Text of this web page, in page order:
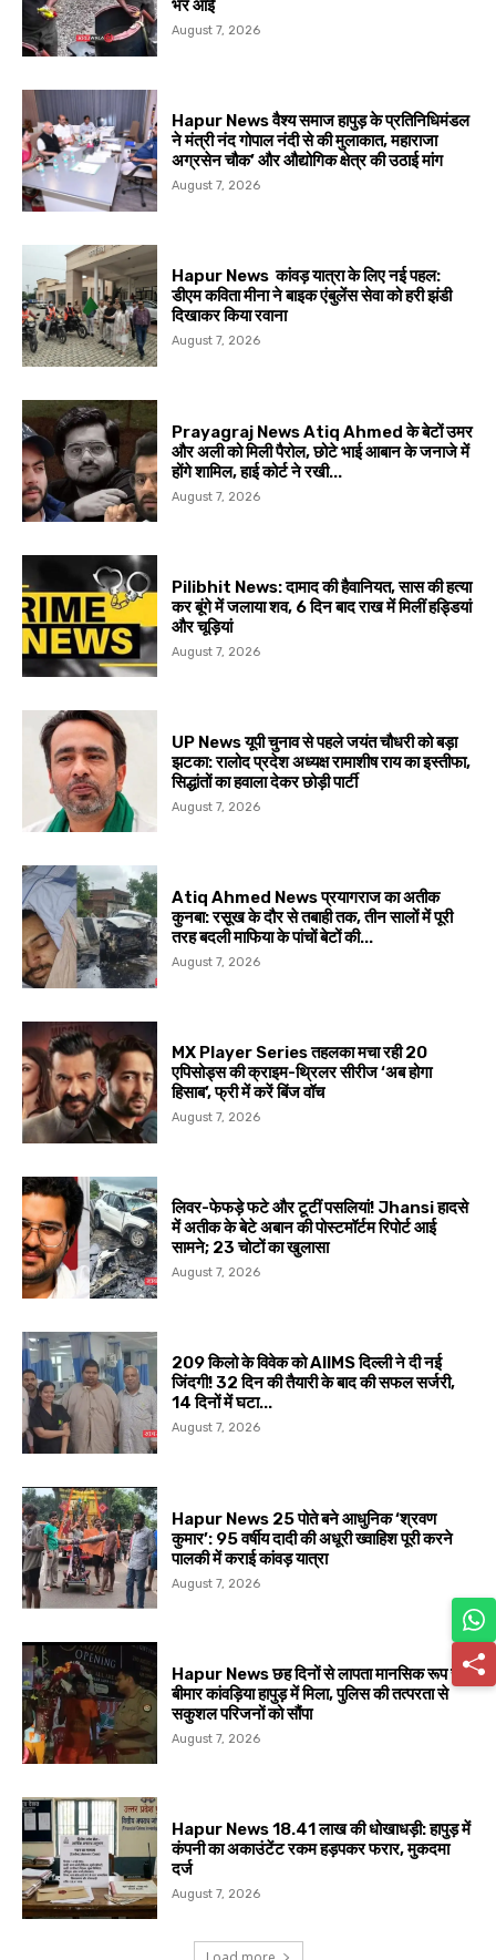
भर आईं
August 7, 2026
Hapur News वैश्य समाज हापुड़ के प्रतिनिधिमंडल
ने मंत्री नंद गोपाल नंदी से की मुलाकात, महाराजा
अग्रसेन चौक’ और औद्योगिक क्षेत्र की उठाई मांग
August 7, 2026
Hapur News कांवड़ यात्रा के लिए नई पहल:
डीएम कविता मीना ने बाइक एंबुलेंस सेवा को हरी झंडी
दिखाकर किया रवाना
August 7, 2026
Prayagraj News Atiq Ahmed के बेटों उमर
और अली को मिली पैरोल, छोटे भाई आबान के जनाजे में
होंगे शामिल, हाई कोर्ट ने रखी...
August 7, 2026
Pilibhit News: दामाद की हैवानियत, सास की हत्या
कर बूंगे में जलाया शव, 6 दिन बाद राख में मिलीं हड्डियां
और चूड़ियां
August 7, 2026
UP News यूपी चुनाव से पहले जयंत चौधरी को बड़ा
झटका: रालोद प्रदेश अध्यक्ष रामाशीष राय का इस्तीफा,
सिद्धांतों का हवाला देकर छोड़ी पार्टी
August 7, 2026
Atiq Ahmed News प्रयागराज का अतीक
कुनबा: रसूख के दौर से तबाही तक, तीन सालों में पूरी
तरह बदली माफिया के पांचों बेटों की...
August 7, 2026
MX Player Series तहलका मचा रही 20
एपिसोड्स की क्राइम-थ्रिलर सीरीज ‘अब होगा
हिसाब’, फ्री में करें बिंज वॉच
August 7, 2026
लिवर-फेफड़े फटे और टूटीं पसलियां! Jhansi हादसे
में अतीक के बेटे अबान की पोस्टमॉर्टम रिपोर्ट आई
सामने; 23 चोटों का खुलासा
August 7, 2026
209 किलो के विवेक को AIIMS दिल्ली ने दी नई
जिंदगी! 32 दिन की तैयारी के बाद की सफल सर्जरी,
14 दिनों में घटा...
August 7, 2026
Hapur News 25 पोते बने आधुनिक ‘श्रवण
कुमार’: 95 वर्षीय दादी की अधूरी ख्वाहिश पूरी करने
पालकी में कराई कांवड़ यात्रा
August 7, 2026
Hapur News छह दिनों से लापता मानसिक रूप से
बीमार कांवड़िया हापुड़ में मिला, पुलिस की तत्परता से
सकुशल परिजनों को सौंपा
August 7, 2026
Hapur News 18.41 लाख की धोखाधड़ी: हापुड़ में
कंपनी का अकाउंटेंट रकम हड़पकर फरार, मुकदमा
दर्ज
August 7, 2026